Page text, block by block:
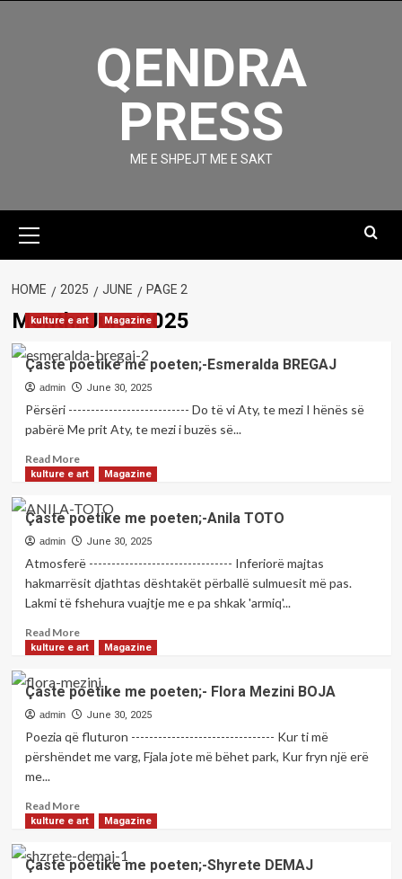
QENDRA
PRESS
ME E SHPEJT ME E SAKT
Menu
HOME 2025 JUNE PAGE 2
Month:June 2025
kulture e art Magazine
Çaste poetike me poeten;-Esmeralda BREGAJ
admin June 30, 2025
Përsëri --------------------------- Do të vi Aty, te mezi I hënës së
pabërë Me prit Aty, te mezi i buzës së...
Read MoreRead
more
Çaste
poetike
me
poeten;-
Esmeralda
BREGAJ
kulture e art Magazine
Çaste poetike me poeten;-Anila TOTO
admin June 30, 2025
Atmosferë -------------------------------- Inferiorë majtas
hakmarrësit djathtas dështakët përballë sulmuesit më pas.
Lakmi të fshehura vuajtje me e pa shkak 'armiq'...
Read MoreRead
more
Çaste
poetike
me
poeten;-
kulture e art Magazine
Çaste poetike me poeten;- Flora Mezini BOJA
admin June 30, 2025
Poezia që fluturon -------------------------------- Kur ti më
përshëndet me varg, Fjala jote më bëhet park, Kur fryn një erë
me...
Read MoreRead
more
Çaste
poetike
kulture e art Magazine
Çaste poetike me poeten;-Shyrete DEMAJ